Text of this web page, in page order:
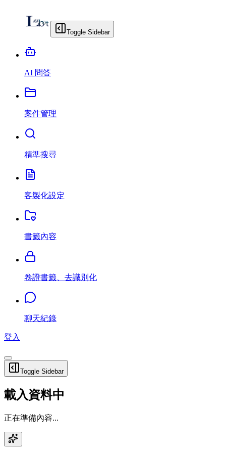
Toggle Sidebar
AI 問答
案件管理
精準搜尋
客製化設定
書籤內容
卷證書籤、去識別化
聊天紀錄
登入
Toggle Sidebar
載入資料中
正在準備內容...